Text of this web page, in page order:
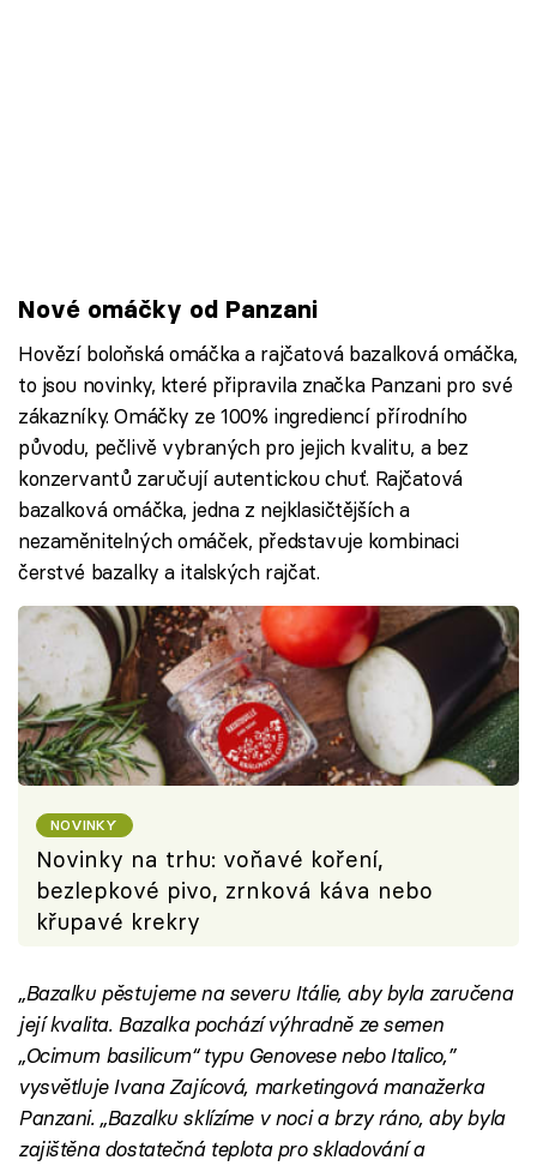
Nové omáčky od Panzani
Hovězí boloňská omáčka a rajčatová bazalková omáčka,
to jsou novinky, které připravila značka Panzani pro své
zákazníky. Omáčky ze 100% ingrediencí přírodního
původu, pečlivě vybraných pro jejich kvalitu, a bez
konzervantů zaručují autentickou chuť. Rajčatová
bazalková omáčka, jedna z nejklasičtějších a
nezaměnitelných omáček, představuje kombinaci
čerstvé bazalky a italských rajčat.
NOVINKY
Novinky na trhu: voňavé koření,
bezlepkové pivo, zrnková káva nebo
křupavé krekry
„Bazalku pěstujeme na severu Itálie, aby byla zaručena
její kvalita. Bazalka pochází výhradně ze semen
„Ocimum basilicum“ typu Genovese nebo Italico,”
vysvětluje Ivana Zajícová, marketingová manažerka
Panzani. „Bazalku sklízíme v noci a brzy ráno, aby byla
zajištěna dostatečná teplota pro skladování a